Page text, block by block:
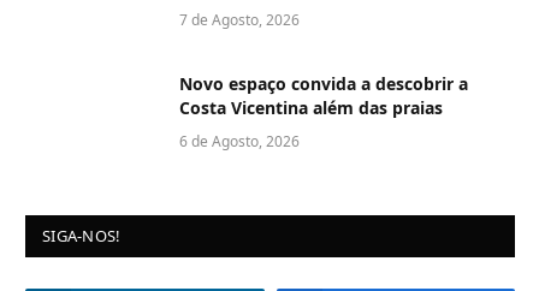
7 de Agosto, 2026
Novo espaço convida a descobrir a
Costa Vicentina além das praias
6 de Agosto, 2026
SIGA-NOS!